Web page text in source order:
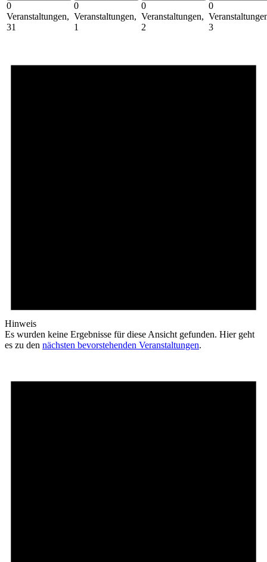
0
Veranstaltungen,
31
0
Veranstaltungen,
1
0
Veranstaltungen,
2
0
3
Hinweis
Es wurden keine Ergebnisse für diese Ansicht gefunden. Hier geht
es zu den nächsten bevorstehenden Veranstaltungen.